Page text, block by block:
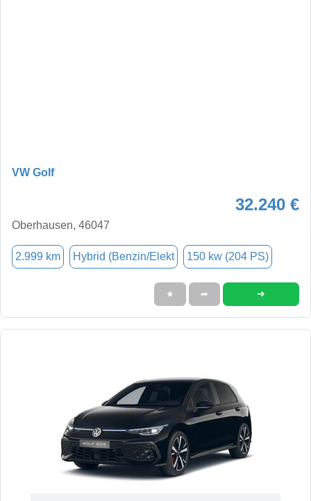
VW Golf
32.240 €
Oberhausen, 46047
2.999 km Hybrid (Benzin/Elekt 150 kw (204 PS)
★ ➦ ➜